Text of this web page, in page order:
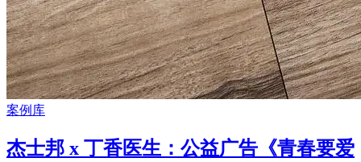
案例库
杰士邦 x 丁香医生：公益广告《青春要爱